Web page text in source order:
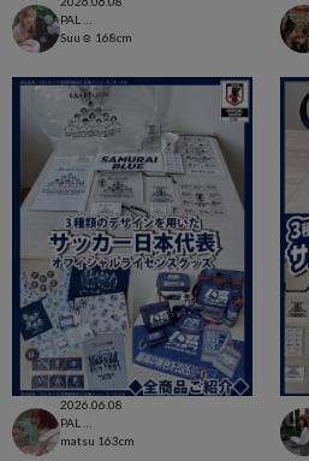
Suu☺︎ 168cm
2026.06.08
matsu 163cm